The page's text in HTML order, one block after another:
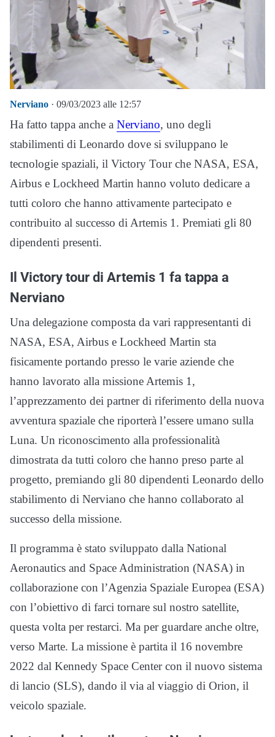
Nerviano · 09/03/2023 alle 12:57
Ha fatto tappa anche a Nerviano, uno degli
stabilimenti di Leonardo dove si sviluppano le
tecnologie spaziali, il Victory Tour che NASA, ESA,
Airbus e Lockheed Martin hanno voluto dedicare a
tutti coloro che hanno attivamente partecipato e
contribuito al successo di Artemis 1. Premiati gli 80
dipendenti presenti.
Il Victory tour di Artemis 1 fa tappa a
Nerviano
Una delegazione composta da vari rappresentanti di
NASA, ESA, Airbus e Lockheed Martin sta
fisicamente portando presso le varie aziende che
hanno lavorato alla missione Artemis 1,
l’apprezzamento dei partner di riferimento della nuova
avventura spaziale che riporterà l’essere umano sulla
Luna. Un riconoscimento alla professionalità
dimostrata da tutti coloro che hanno preso parte al
progetto, premiando gli 80 dipendenti Leonardo dello
stabilimento di Nerviano che hanno collaborato al
successo della missione.
Il programma è stato sviluppato dalla National
Aeronautics and Space Administration (NASA) in
collaborazione con l’Agenzia Spaziale Europea (ESA)
con l’obiettivo di farci tornare sul nostro satellite,
questa volta per restarci. Ma per guardare anche oltre,
verso Marte. La missione è partita il 16 novembre
2022 dal Kennedy Space Center con il nuovo sistema
di lancio (SLS), dando il via al viaggio di Orion, il
veicolo spaziale.